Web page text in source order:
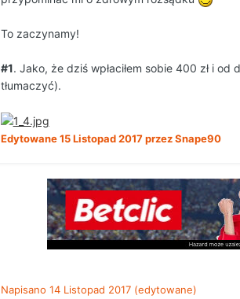
To zaczynamy!
#1. Jako, że dziś wpłaciłem sobie 400 zł i
tłumaczyć).
Edytowane15 Listopad 2017przez Snape90
Napisano 14 Listopad 2017 (edytowane)